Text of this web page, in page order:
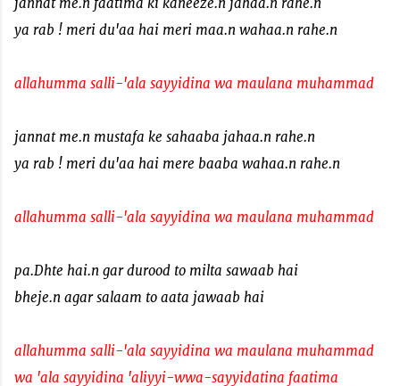
ya rab ! meri du'aa hai meri maa.n wahaa.n rahe.n
allahumma salli-'ala sayyidina wa maulana muhammad
jannat me.n mustafa ke sahaaba jahaa.n rahe.n
ya rab ! meri du'aa hai mere baaba wahaa.n rahe.n
allahumma salli-'ala sayyidina wa maulana muhammad
pa.Dhte hai.n gar durood to milta sawaab hai
bheje.n agar salaam to aata jawaab hai
allahumma salli-'ala sayyidina wa maulana muhammad
wa 'ala sayyidina 'aliyyi-wwa-sayyidatina faatima